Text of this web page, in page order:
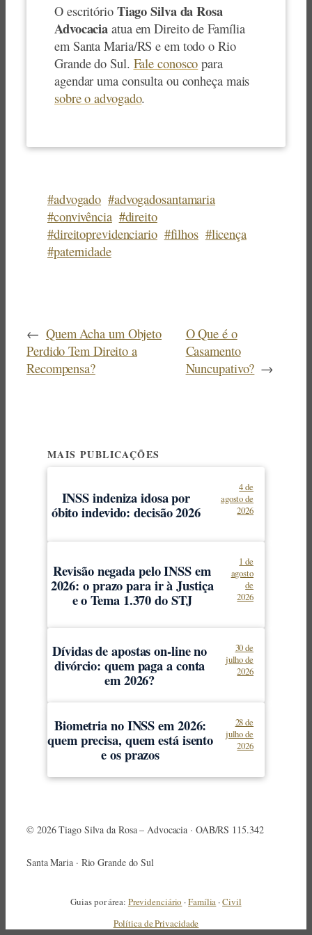
O escritório Tiago Silva da Rosa
Advocacia atua em Direito de Família
em Santa Maria/RS e em todo o Rio
Grande do Sul. Fale conosco para
agendar uma consulta ou conheça mais
sobre o advogado.
#advogado #advogadosantamaria
#convivência #direito
#direitoprevidenciario #filhos #licença
#paternidade
← Quem Acha um Objeto
Perdido Tem Direito a
Recompensa?
O Que é o
Casamento
Nuncupativo? →
MAIS PUBLICAÇÕES
INSS indeniza idosa por
óbito indevido: decisão 2026
4 de
agosto de
2026
Revisão negada pelo INSS em
2026: o prazo para ir à Justiça
e o Tema 1.370 do STJ
1 de
agosto
de
2026
Dívidas de apostas on-line no
divórcio: quem paga a conta
em 2026?
30 de
julho de
2026
Biometria no INSS em 2026:
quem precisa, quem está isento
e os prazos
28 de
julho de
2026
© 2026 Tiago Silva da Rosa – Advocacia · OAB/RS 115.342
Santa Maria · Rio Grande do Sul
Guias por área: Previdenciário ·Família ·Civil
Política de Privacidade